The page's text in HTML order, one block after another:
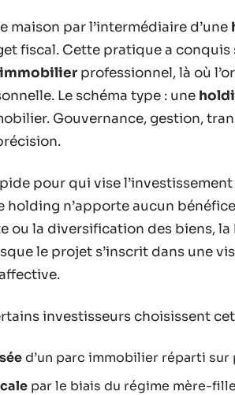
maison par l’intermédiaire d’une
fiscal. Cette pratique a
professionnel, là où
Le schéma type : une
Gouvernance, gestion,
pour qui vise
holding n’apporte aucun
ou la diversification des biens,
le projet s’inscrit dans une
investisseurs choisissent
d’un parc immobilier réparti sur
par le biais du régime mère-